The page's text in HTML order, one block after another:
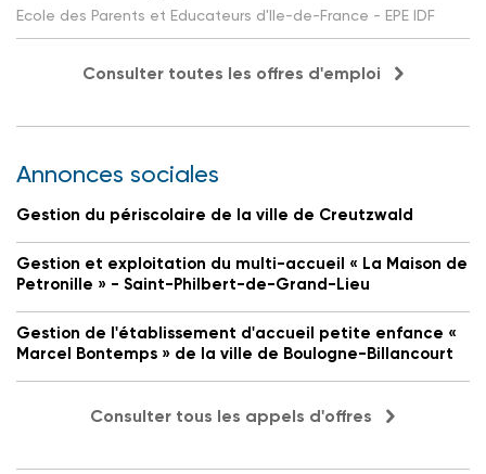
Ecole des Parents et Educateurs d'Ile-de-France - EPE IDF
Consulter toutes les offres d'emploi
Annonces sociales
Gestion du périscolaire de la ville de Creutzwald
Gestion et exploitation du multi-accueil « La Maison de
Petronille » - Saint-Philbert-de-Grand-Lieu
Gestion de l'établissement d'accueil petite enfance «
Marcel Bontemps » de la ville de Boulogne-Billancourt
Consulter tous les appels d'offres